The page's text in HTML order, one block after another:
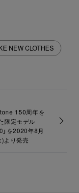
NEW CLOTHES
150周年を
限定モデル
」を2020年8月
より発売